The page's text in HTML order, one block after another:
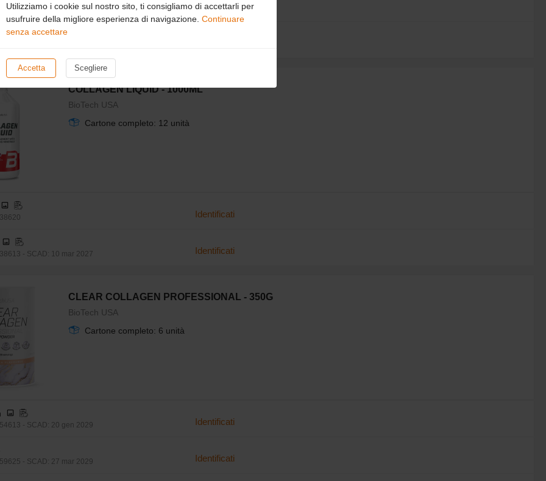
- SCAD: 20 feb 2029 Identificati
Grapefruit
- SCAD: 1 lug 2028
COLLAGEN LIQUID - 1000ML
BioTech USA
Cartone completo: 12 unità
Identificati
- SCAD: 10 mar 2027 Identificati
CLEAR COLLAGEN PROFESSIONAL - 350G
BioTech USA
Cartone completo: 6 unità
- SCAD: 20 gen 2029 Identificati
- SCAD: 27 mar 2029 Identificati
Utilizziamo i cookie sul nostro sito, ti consigliamo di accettarli per
usufruire della migliore esperienza di navigazione. Continuare
senza accettare
Accetta Scegliere